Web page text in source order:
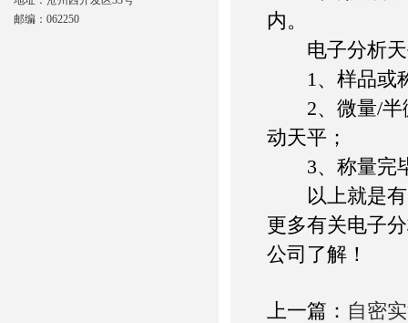
内。
电子分析天
1、样品或称
2、微量/半微
动天平；
3、称量完毕
以上就是有
更多有关电子
公司了解！
上一篇： 自密
邮编：062250